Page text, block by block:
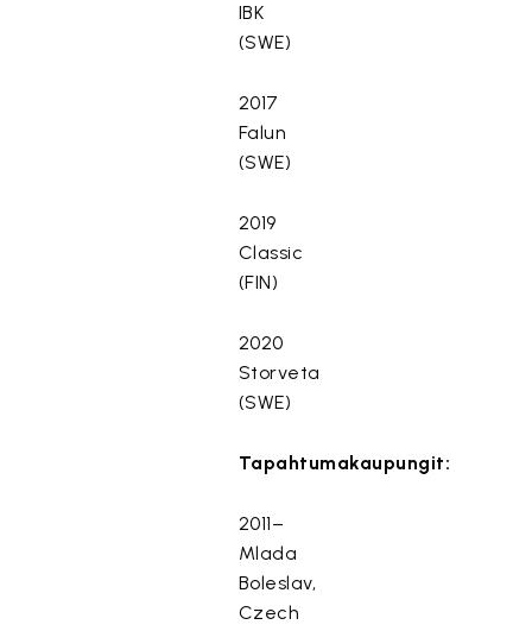
IBK
(SWE)
2017
Falun
(SWE)
2019
Classic
(FIN)
2020
Storveta
(SWE)
Tapahtumakaupungit:
2011–
Mlada
Boleslav,
Czech